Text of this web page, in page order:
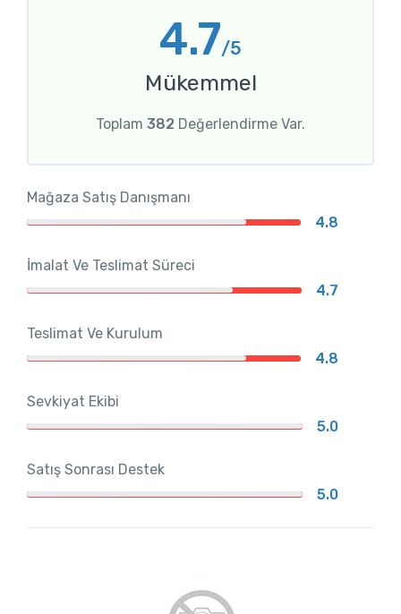
4.7/5
Mükemmel
Toplam 382 Değerlendirme Var.
Mağaza Satış Danışmanı
4.8
İmalat Ve Teslimat Süreci
4.7
Teslimat Ve Kurulum
4.8
Sevkiyat Ekibi
5.0
Satış Sonrası Destek
5.0